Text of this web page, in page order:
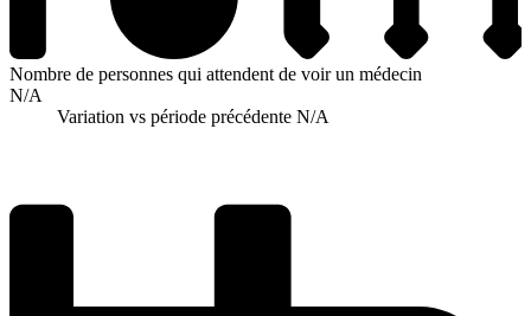
Nombre de personnes qui attendent de voir un médecin
N/A
Variation vs période précédente N/A